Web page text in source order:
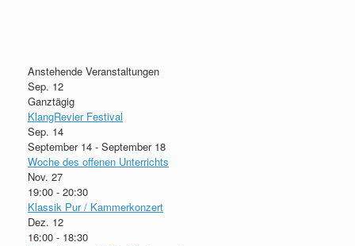
Anstehende Veranstaltungen
Sep. 12
Ganztägig
KlangRevier Festival
Sep. 14
September 14 - September 18
Woche des offenen Unterrichts
Nov. 27
19:00 - 20:30
Klassik Pur / Kammerkonzert
Dez. 12
16:00 - 18:30